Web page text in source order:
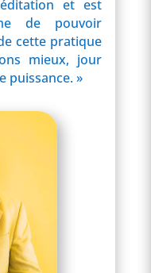
et est
de pouvoir
cette pratique
mieux, jour
puissance. »